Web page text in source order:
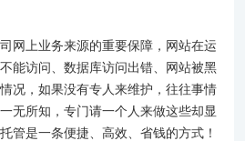
网上业务来源的重要保障，网站在运
能访问、数据库访问出错、网站被黑
况，如果没有专人来维护，往往事情
无所知，专门请一个人来做这些却显
管是一条便捷、高效、省钱的方式！